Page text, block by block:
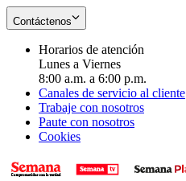
Contáctenos
Horarios de atención
Lunes a Viernes
8:00 a.m. a 6:00 p.m.
Canales de servicio al cliente
Trabaje con nosotros
Paute con nosotros
Cookies